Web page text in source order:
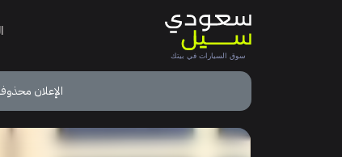
الإعلان